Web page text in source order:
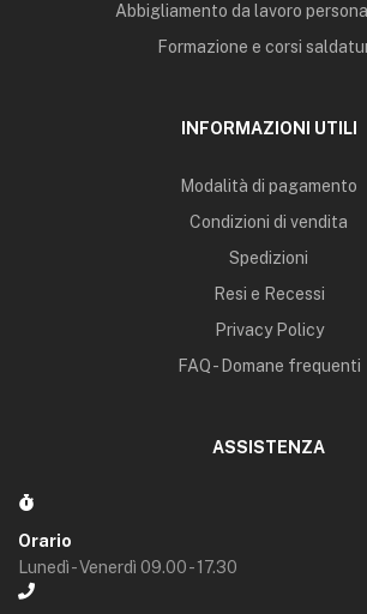
Abbigliamento da lavoro
Formazione e corsi
INFORMAZIONI UTILI
Modalità di pagamento
Condizioni di vendita
Spedizioni
Resi e Recessi
Privacy Policy
FAQ - Domane frequenti
ASSISTENZA
Orario
Lunedì - Venerdì 09.00 - 17.30